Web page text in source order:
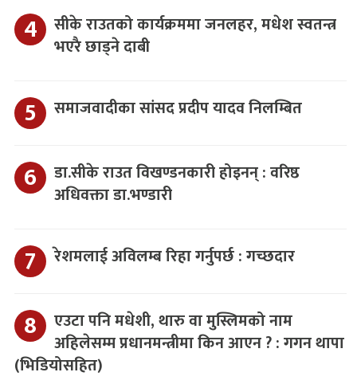
सीके राउतको कार्यक्रममा जनलहर, मधेश स्वतन्त्र
भएरै छाड्ने दाबी
समाजवादीका सांसद प्रदीप यादव निलम्बित
डा.सीके राउत विखण्डनकारी होइनन् : वरिष्ठ
अधिवक्ता डा.भण्डारी
रेशमलाई अविलम्ब रिहा गर्नुपर्छ : गच्छदार
एउटा पनि मधेशी, थारु वा मुस्लिमको नाम
अहिलेसम्म प्रधानमन्त्रीमा किन आएन ? : गगन थापा
(भिडियोसहित)